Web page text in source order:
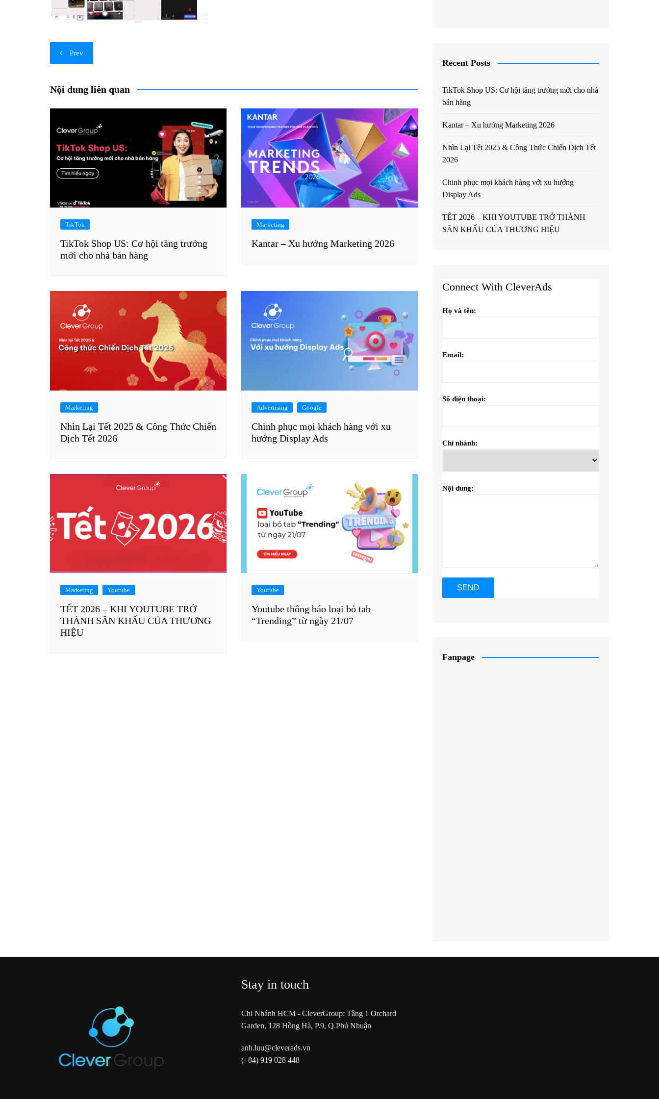
Post
navigation
Prev
Nội dung liên quan
TikTok
TikTok Shop US: Cơ hội tăng trưởng
mới cho nhà bán hàng
Marketing
Kantar – Xu hướng Marketing 2026
Marketing
Nhìn Lại Tết 2025 & Công Thức Chiến
Dịch Tết 2026
Advertising Google
Chinh phục mọi khách hàng với xu
hướng Display Ads
Marketing Youtube
TẾT 2026 – KHI YOUTUBE TRỞ
THÀNH SÂN KHẤU CỦA THƯƠNG
HIỆU
Youtube
Youtube thông báo loại bỏ tab
“Trending” từ ngày 21/07
Recent Posts
TikTok Shop US: Cơ hội tăng trưởng mới cho nhà
bán hàng
Kantar – Xu hướng Marketing 2026
Nhìn Lại Tết 2025 & Công Thức Chiến Dịch Tết
2026
Chinh phục mọi khách hàng với xu hướng
Display Ads
TẾT 2026 – KHI YOUTUBE TRỞ THÀNH
SÂN KHẤU CỦA THƯƠNG HIỆU
Connect With CleverAds
Họ và tên:
Email:
Số điện thoại:
Chi nhánh:
Nội dung:
Fanpage
Stay in touch
Chi Nhánh HCM - CleverGroup: Tầng 1 Orchard
Garden, 128 Hồng Hà, P.9, Q.Phú Nhuận
anh.luu@cleverads.vn
(+84) 919 028 448